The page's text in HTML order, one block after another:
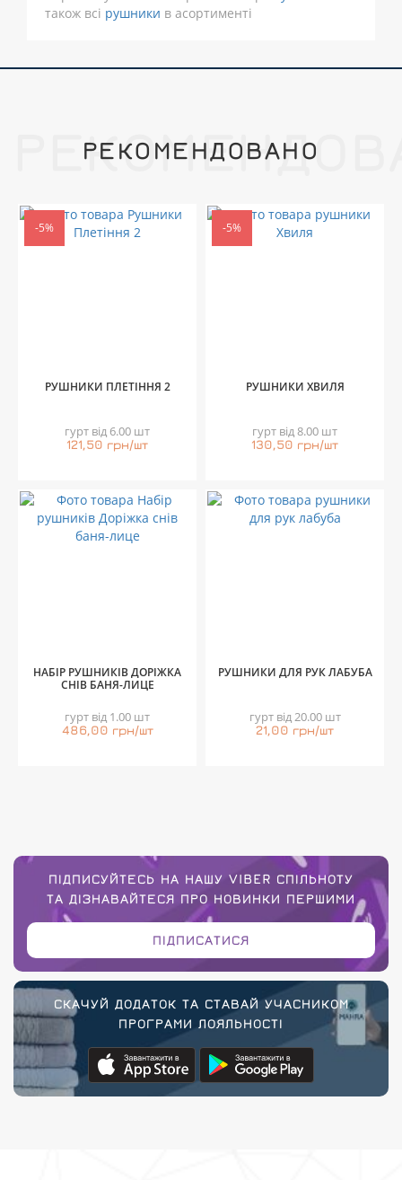
також всі рушники в асортименті
РЕКОМЕНДОВАНО
-5%
РУШНИКИ ПЛЕТІННЯ 2
гурт від 6.00 шт
121,50 грн/шт
-5%
РУШНИКИ ХВИЛЯ
гурт від 8.00 шт
130,50 грн/шт
НАБІР РУШНИКІВ ДОРІЖКА
СНІВ БАНЯ-ЛИЦЕ
гурт від 1.00 шт
486,00 грн/шт
РУШНИКИ ДЛЯ РУК ЛАБУБА
гурт від 20.00 шт
21,00 грн/шт
ПІДПИСУЙТЕСЬ НА НАШУ VIBER СПІЛЬНОТУ
ТА ДІЗНАВАЙТЕСЯ ПРО НОВИНКИ ПЕРШИМИ
ПІДПИСАТИСЯ
СКАЧУЙ ДОДАТОК ТА СТАВАЙ УЧАСНИКОМ
ПРОГРАМИ ЛОЯЛЬНОСТІ